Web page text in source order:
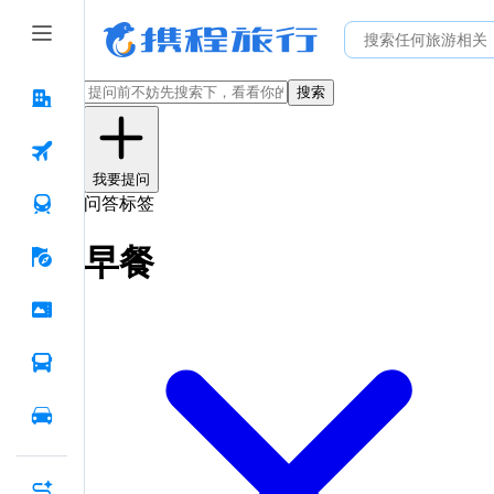
搜索
我要提问
问答标签
早餐